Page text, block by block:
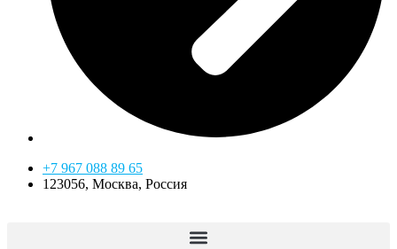
+7 967 088 89 65
123056, Москва, Россия